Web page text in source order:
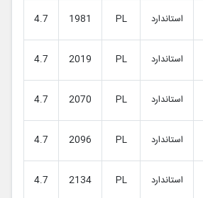
استاندارد PL
1981
4.7
استاندارد PL
2019
4.7
استاندارد PL
2070
4.7
استاندارد PL
2096
4.7
استاندارد PL
2134
4.7